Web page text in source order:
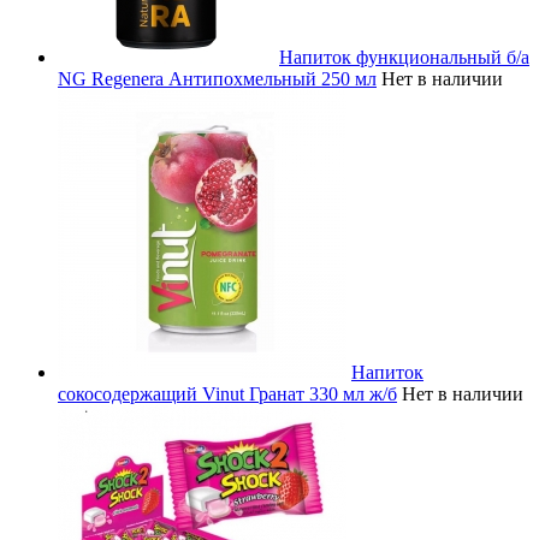
Напиток функциональный б/а
NG Regenera Антипохмельный 250 мл Нет в наличии
Напиток
сокосодержащий Vinut Гранат 330 мл ж/б Нет в наличии